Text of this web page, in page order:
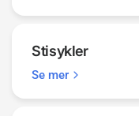
Stisykler
Se mer